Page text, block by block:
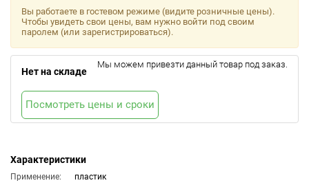
Характеристики
Применение:
пластик
Вы работаете в гостевом режиме (видите розничные цены).
Чтобы увидеть свои цены, вам нужно войти под своим
паролем (или зарегистрироваться).
Нет на складе
Мы можем привезти данный товар под заказ.
Посмотреть цены и сроки